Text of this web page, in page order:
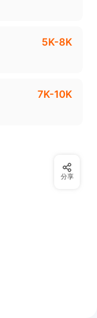
5K-8K
7K-10K
分享